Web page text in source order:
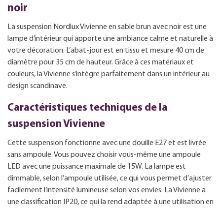
noir
La suspension Nordlux Vivienne en sable brun avec noir est une
lampe d’intérieur qui apporte une ambiance calme et naturelle à
votre décoration. L’abat-jour est en tissu et mesure 40 cm de
diamètre pour 35 cm de hauteur. Grâce à ces matériaux et
couleurs, la Vivienne s’intègre parfaitement dans un intérieur au
design scandinave.
Caractéristiques techniques de la
suspension Vivienne
Cette suspension fonctionne avec une douille E27 et est livrée
sans ampoule. Vous pouvez choisir vous-même une ampoule
LED avec une puissance maximale de 15W. La lampe est
dimmable, selon l’ampoule utilisée, ce qui vous permet d’ajuster
facilement l’intensité lumineuse selon vos envies. La Vivienne a
une classification IP20, ce qui la rend adaptée à une utilisation en